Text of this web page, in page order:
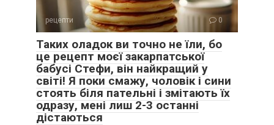
рецепти 0
Таких оладок ви точно не їли, бо
це рецепт моєї закарпатської
бабусі Стефи, він найкращий у
світі! Я поки смажу, чоловік і сини
стоять біля пательні і змітають їх
одразу, мені лиш 2-3 останні
дістаються